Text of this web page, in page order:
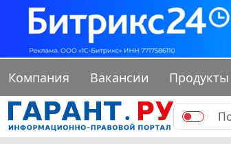
Компания Вакансии Продукты